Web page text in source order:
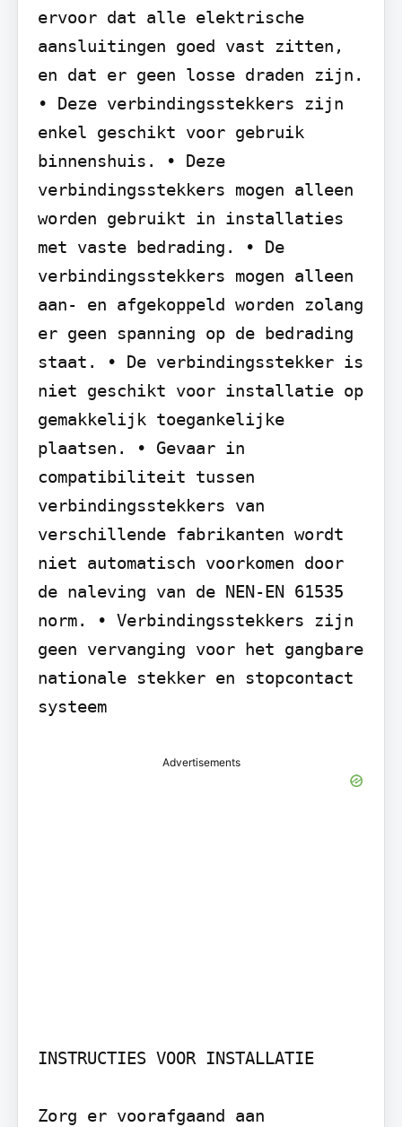
ervoor dat alle elektrische
aansluitingen goed vast zitten,
en dat er geen losse draden zijn.
• Deze verbindingsstekkers zijn
enkel geschikt voor gebruik
binnenshuis. • Deze
verbindingsstekkers mogen alleen
worden gebruikt in installaties
met vaste bedrading. • De
verbindingsstekkers mogen alleen
aan- en afgekoppeld worden zolang
er geen spanning op de bedrading
staat. • De verbindingsstekker is
niet geschikt voor installatie op
gemakkelijk toegankelijke
plaatsen. • Gevaar in
compatibiliteit tussen
verbindingsstekkers van
verschillende fabrikanten wordt
niet automatisch voorkomen door
de naleving van de NEN-EN 61535
norm. • Verbindingsstekkers zijn
geen vervanging voor het gangbare
nationale stekker en stopcontact
systeem
Advertisements
INSTRUCTIES VOOR INSTALLATIE
Zorg er voorafgaand aan